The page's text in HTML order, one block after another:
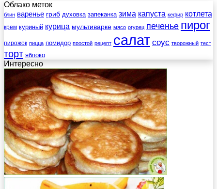
Облако меток
блин варенье гриб духовка запеканка зима капуста кефир котлета
крем куриный курица мультиварке мясо огурец печенье пирог
пирожок пицца помидор простой рецепт салат соус творожный тест
торт яблоко
Интересно